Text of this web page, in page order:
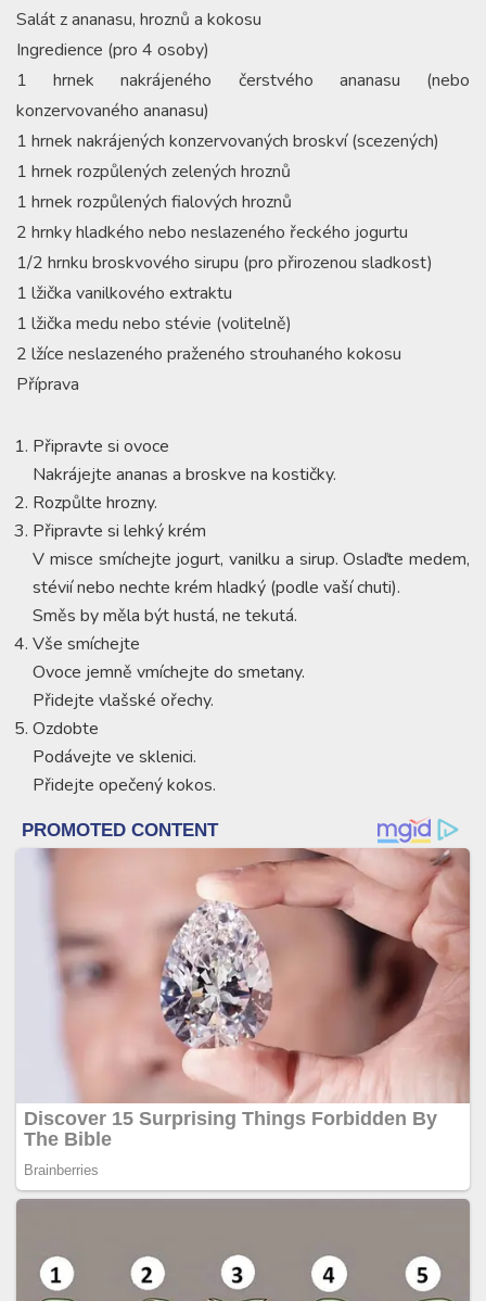
Salát z ananasu, hroznů a kokosu
Ingredience (pro 4 osoby)
1 hrnek nakrájeného čerstvého ananasu (nebo
konzervovaného ananasu)
1 hrnek nakrájených konzervovaných broskví (scezených)
1 hrnek rozpůlených zelených hroznů
1 hrnek rozpůlených fialových hroznů
2 hrnky hladkého nebo neslazeného řeckého jogurtu
1/2 hrnku broskvového sirupu (pro přirozenou sladkost)
1 lžička vanilkového extraktu
1 lžička medu nebo stévie (volitelně)
2 lžíce neslazeného praženého strouhaného kokosu
Příprava
Připravte si ovoce
Nakrájejte ananas a broskve na kostičky.
Rozpůlte hrozny.
Připravte si lehký krém
V misce smíchejte jogurt, vanilku a sirup. Oslaďte medem,
stévií nebo nechte krém hladký (podle vaší chuti).
Směs by měla být hustá, ne tekutá.
Vše smíchejte
Ovoce jemně vmíchejte do smetany.
Přidejte vlašské ořechy.
Ozdobte
Podávejte ve sklenici.
Přidejte opečený kokos.